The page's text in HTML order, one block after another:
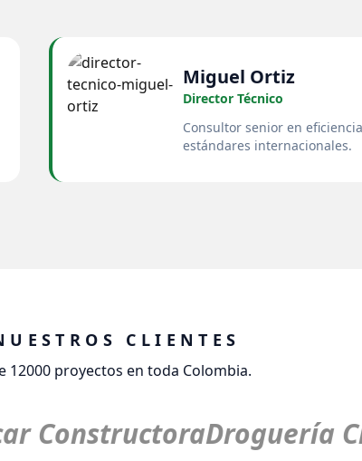
Miguel Ortiz
Director Técnico
Consultor senior en
estándares internacionales.
CLIENTES
12000 proyectos en toda Colombia.
ConstructoraDroguería